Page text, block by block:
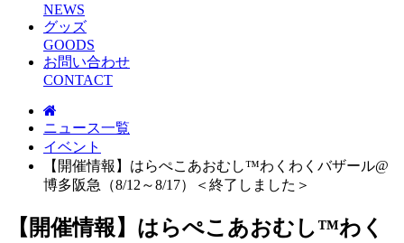
NEWS
グッズ
GOODS
お問い合わせ
CONTACT
ニュース一覧
イベント
【開催情報】はらぺこあおむし™わくわくバザール@
博多阪急（8/12～8/17）＜終了しました＞
【開催情報】はらぺこあおむし™わく